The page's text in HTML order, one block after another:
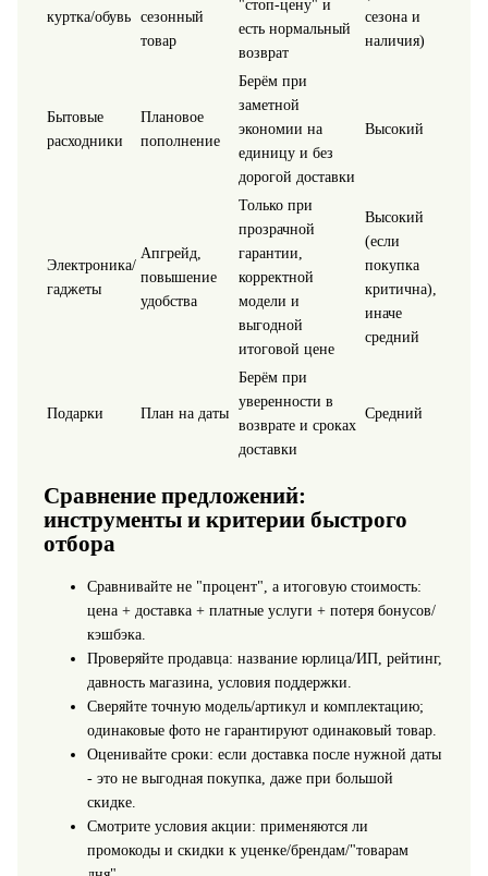
куртка/обувь
сезонный
товар
"стоп-цену" и
есть нормальный
возврат
сезона и
наличия)
Бытовые
расходники
Плановое
пополнение
Берём при
заметной
экономии на
единицу и без
дорогой доставки
Высокий
Электроника/
гаджеты
Апгрейд,
повышение
удобства
Только при
прозрачной
гарантии,
корректной
модели и
выгодной
итоговой цене
Высокий
(если
покупка
критична),
иначе
средний
Подарки План на даты
Берём при
уверенности в
возврате и сроках
доставки
Средний
Сравнение предложений:
инструменты и критерии быстрого
отбора
Сравнивайте не "процент", а итоговую стоимость:
цена + доставка + платные услуги + потеря бонусов/
кэшбэка.
Проверяйте продавца: название юрлица/ИП, рейтинг,
давность магазина, условия поддержки.
Сверяйте точную модель/артикул и комплектацию;
одинаковые фото не гарантируют одинаковый товар.
Оценивайте сроки: если доставка после нужной даты
- это не выгодная покупка, даже при большой
скидке.
Смотрите условия акции: применяются ли
промокоды и скидки к уценке/брендам/"товарам